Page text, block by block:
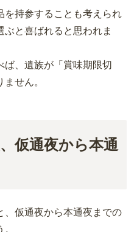
を持参することも考えられ
と喜ばれると思われま
ば、遺族が「賞味期限切
せん。
仮通夜から本通
、仮通夜から本通夜までの